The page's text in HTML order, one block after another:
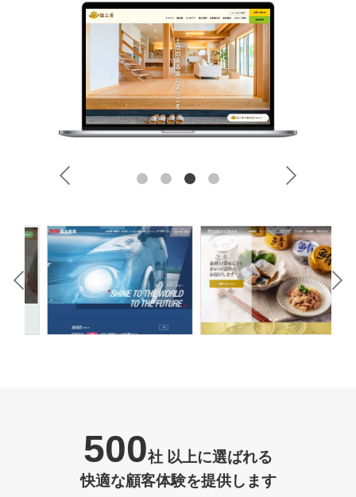
500社 以上に選ばれる
快適な顧客体験を提供します